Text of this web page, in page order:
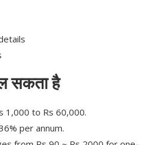
सकता है
1,000 to Rs 60,000.
per annum.